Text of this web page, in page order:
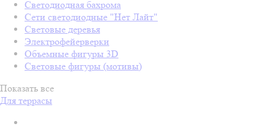
Светодиодная бахрома
Сети светодиодные "Нет Лайт"
Световые деревья
Электрофейерверки
Объемные фигуры 3D
Световые фигуры (мотивы)
Показать все
Для террасы